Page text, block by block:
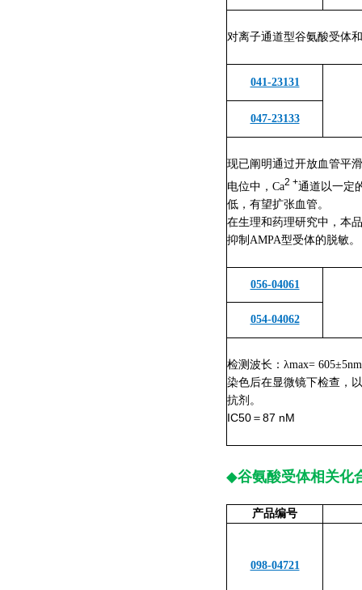
对离子通道型谷氨酸受体
041-23131
047-23133
现已阐明通过开放血管平
电位中，Ca2 +通道以一定
低，有望扩张血管。
在生理和药理研究中，本
抑制AMPA型受体的脱敏。
056-04061
054-04062
检测波长：λmax= 605±5nm
染色后在显微镜下检查，
抗剂。
IC50＝87 nM
◆谷氨酸受体相关化
产品编号
098-04721